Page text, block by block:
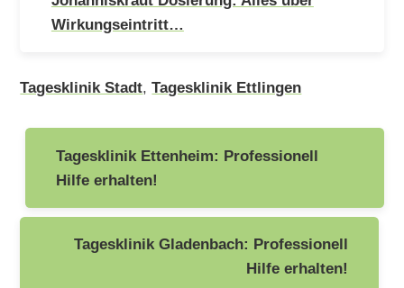
Wirkungseintritt…
Tagesklinik Stadt,Tagesklinik Ettlingen
Beitragsnavigation
Tagesklinik Ettenheim: Professionell
Hilfe erhalten!
Tagesklinik Gladenbach: Professionell
Hilfe erhalten!